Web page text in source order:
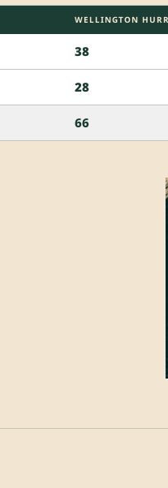
WELLINGTON
38
28
66